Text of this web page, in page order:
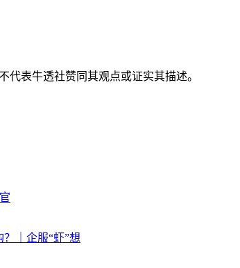
表牛透社赞同其观点或证实其描述。
｜企服“虾”想